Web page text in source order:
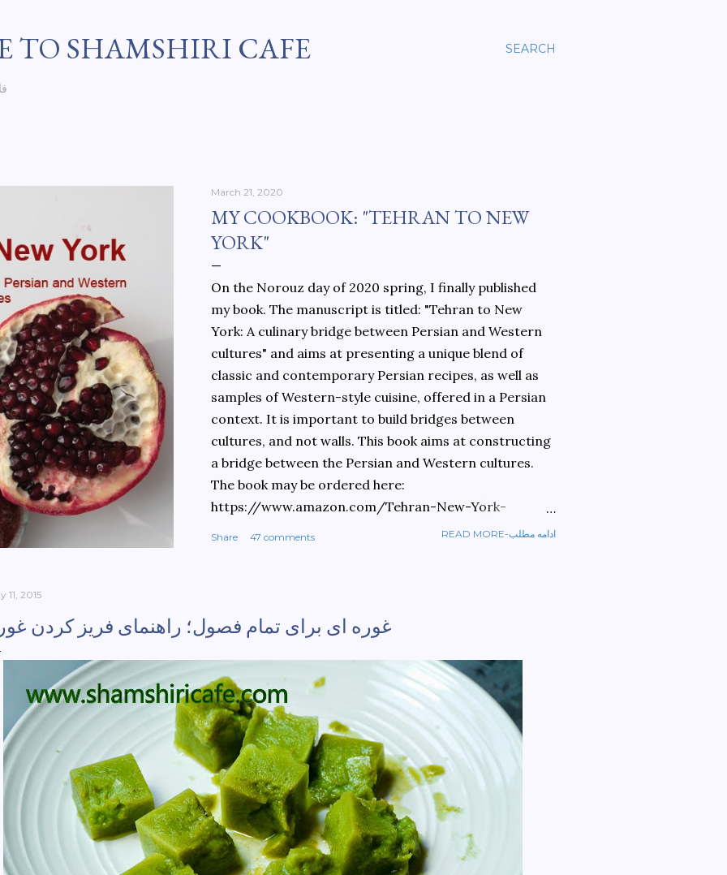
SEARCH
TO SHAMSHIRI CAFE
March 21, 2020
MY COOKBOOK: "TEHRAN TO NEW
YORK"
On the Norouz day of 2020 spring, I finally published
my book. The manuscript is titled: "Tehran to New
York: A culinary bridge between Persian and Western
cultures" and aims at presenting a unique blend of
classic and contemporary Persian recipes, as well as
samples of Western-style cuisine, offered in a Persian
context. It is important to build bridges between
cultures, and not walls. This book aims at constructing
a bridge between the Persian and Western cultures.
The book may be ordered here:
https://www.amazon.com/Tehran-New-York-
Share 47 comments READ MORE-ادامه مطلب
11, 2015
غوره ای برای تمام فصول؛ راهنمای فریز کردن